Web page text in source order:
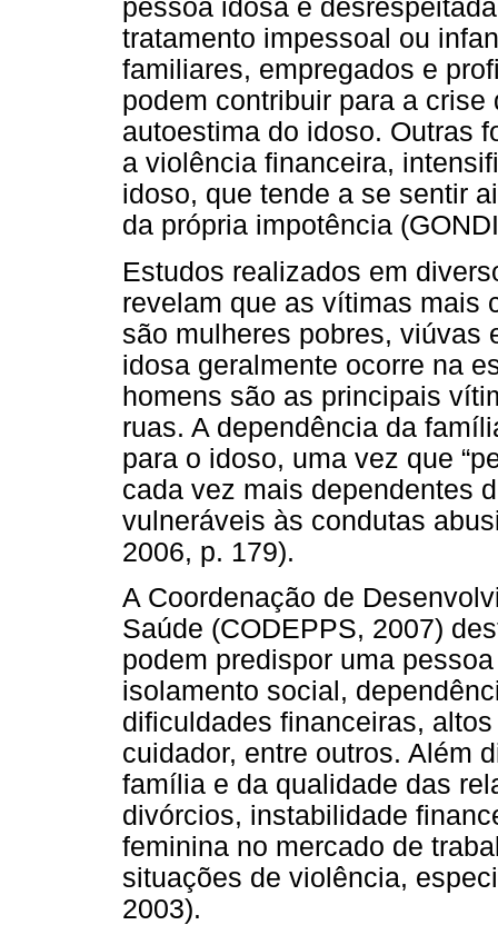
pessoa idosa é
tratamento impessoal ou
familiares, empregados e
podem contribuir para a
autoestima do idoso. Outras
a violência financeira,
idoso, que tende a se sentir
da própria impotência
Estudos realizados em
revelam que as vítimas mais
são mulheres pobres, viúvas
idosa geralmente ocorre na
homens são as principais
ruas. A dependência da
para o idoso, uma vez que
cada vez mais dependentes
vulneráveis às condutas
2006, p. 179).
A Coordenação de
Saúde (CODEPPS, 2007)
podem predispor uma
isolamento social,
dificuldades financeiras,
cuidador, entre outros. Além
família e da qualidade das
divórcios, instabilidade
feminina no mercado de
situações de violência,
2003).